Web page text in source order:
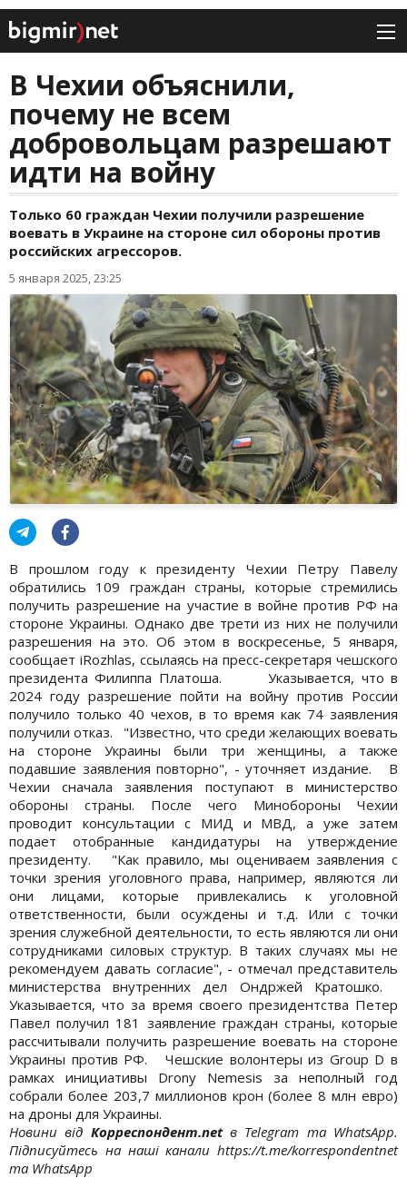
В Чехии объяснили,
почему не всем
добровольцам разрешают
идти на войну
Только 60 граждан Чехии получили разрешение
воевать в Украине на стороне сил обороны против
российских агрессоров.
5 января 2025, 23:25
В прошлом году к президенту Чехии Петру Павелу
обратились 109 граждан страны, которые стремились
получить разрешение на участие в войне против РФ на
стороне Украины. Однако две трети из них не получили
разрешения на это. Об этом в воскресенье, 5 января,
сообщает iRozhlas, ссылаясь на пресс-секретаря чешского
президента Филиппа Платоша. Указывается, что в
2024 году разрешение пойти на войну против России
получило только 40 чехов, в то время как 74 заявления
получили отказ. "Известно, что среди желающих воевать
на стороне Украины были три женщины, а также
подавшие заявления повторно", - уточняет издание. В
Чехии сначала заявления поступают в министерство
обороны страны. После чего Минобороны Чехии
проводит консультации с МИД и МВД, а уже затем
подает отобранные кандидатуры на утверждение
президенту. "Как правило, мы оцениваем заявления с
точки зрения уголовного права, например, являются ли
они лицами, которые привлекались к уголовной
ответственности, были осуждены и т.д. Или с точки
зрения служебной деятельности, то есть являются ли они
сотрудниками силовых структур. В таких случаях мы не
рекомендуем давать согласие", - отмечал представитель
министерства внутренних дел Ондржей Кратошко.
Указывается, что за время своего президентства Петер
Павел получил 181 заявление граждан страны, которые
рассчитывали получить разрешение воевать на стороне
Украины против РФ. Чешские волонтеры из Group D в
рамках инициативы Drony Nemesis за неполный год
собрали более 203,7 миллионов крон (более 8 млн евро)
на дроны для Украины.
Новини від Корреспондент.netв Telegram та WhatsApp.
Підписуйтесь на наші канали https://t.me/korrespondentnet
та WhatsApp